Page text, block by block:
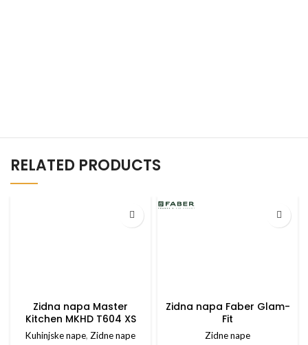
RELATED PRODUCTS
Zidna napa Master
Kitchen MKHD T604 XS
Kuhinjske nape, Zidne nape
Zidna napa Faber Glam-
Fit
Zidne nape